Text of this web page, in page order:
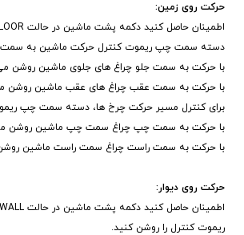
حرکت روی زمین:
اطمینان حاصل کنید دکمه پشت ماشین در حالت FLOOR قرار دارد.
دسته سمت چپ ریموت کنترل حرکت ماشین به سمت
با حرکت به سمت جلو چراغ های جلوی ماشین روشن
با حرکت به سمت عقب چراغ های عقب ماشین روشن
برای کنترل مسیر حرکت چرخ ها، دسته سمت چپ
با حرکت به سمت چپ چراغ سمت چپ ماشین روشن
با حرکت به سمت راست چراغ سمت راست ماشین
حرکت روی دیوار:
اطمینان حاصل کنید دکمه پشت ماشین در حالت WALL قرار دارد.
ریموت کنترل را روشن کنید.